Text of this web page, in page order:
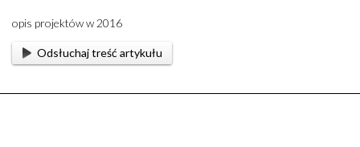
opis projektów w 2016
Odsłuchaj treść artykułu